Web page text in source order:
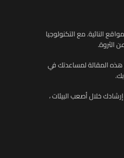
النائية. مع التكنولوجيا
الثروة.
المقالة لمساعدتك في
خلال أصعب البيئات ،